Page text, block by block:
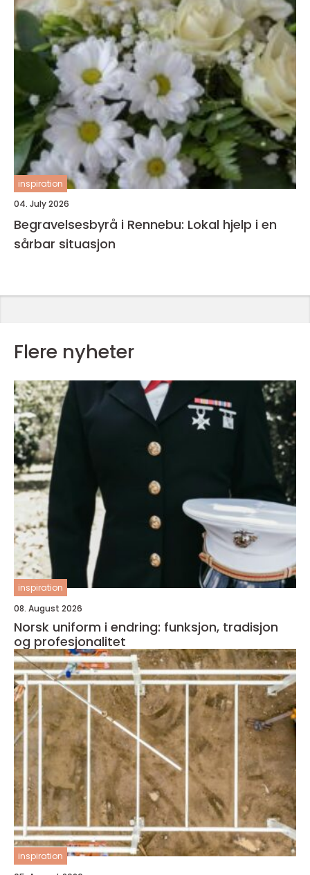
inspiration
04. July 2026
Begravelsesbyrå i Rennebu: Lokal hjelp i en
sårbar situasjon
Flere nyheter
inspiration
08. August 2026
Norsk uniform i endring: funksjon, tradisjon
og profesjonalitet
inspiration